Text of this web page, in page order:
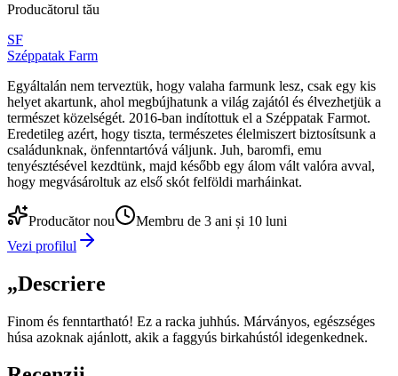
Producătorul tău
SF
Széppatak Farm
Egyáltalán nem terveztük, hogy valaha farmunk lesz, csak egy kis
helyet akartunk, ahol megbújhatunk a világ zajától és élvezhetjük a
természet közelségét. 2016-ban indítottuk el a Széppatak Farmot.
Eredetileg azért, hogy tiszta, természetes élelmiszert biztosítsunk a
családunknak, önfenntartóvá váljunk. Juh, baromfi, emu
tenyésztésével kezdtünk, majd később egy álom vált valóra avval,
hogy megvásároltuk az első skót felföldi marháinkat.
Producător nou
Membru de 3 ani și 10 luni
Vezi profilul
„Descriere
Finom és fenntartható! Ez a racka juhhús. Márványos, egészséges
húsa azoknak ajánlott, akik a faggyús birkahústól idegenkednek.